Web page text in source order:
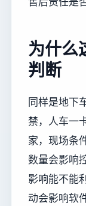
为什么
判断
同样是地下
禁，人车一
家，现场条
数量会影响
影响能不能
动会影响软